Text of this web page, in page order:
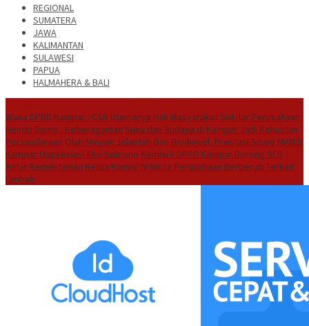
REGIONAL
SUMATERA
JAWA
KALIMANTAN
SULAWESI
PAPUA
HALMAHERA & BALI
Waka DPRD Kampar : CSR Utamanya Hak Masyarakat Sekitar Perusahaan
Hendri Domo : Keberagaman Suku dan Budaya di Kampar Jadi Kekuatan
Persaudaraan Olah Minyak Jelantah dari Biodiesel, Prestasi Siswa MAN 5
Kampar Diapresiasi Eko Sutrisno Komisi II DPRD Kampar Dorong SEB
Antar Kementerian Ketua Komisi IV Minta Perusahaan Berbenah Terkait
Limbah